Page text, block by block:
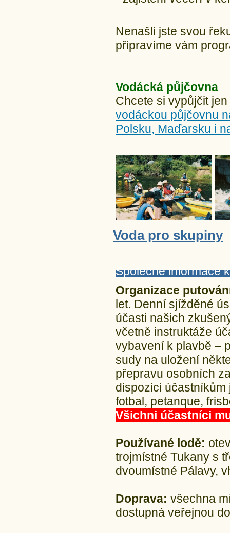
Nenašli jste svou
připravíme vám
Vodácká půjčovna
Chcete si vypůjčit
vodáckou půjčovnu
Polsku, Maďarsku i
Voda pro skupiny
Společné informace
Organizace
let. Denní sjížděné
účasti našich
včetně instruktáže
vybavení k plavbě –
sudy na uložení
přepravu osobních
dispozici
fotbal, petanque,
Všichni účastníci
Používané lodě:
trojmístné Tukany s
dvoumístné Pálavy,
Doprava: všechna
dostupná veřejnou